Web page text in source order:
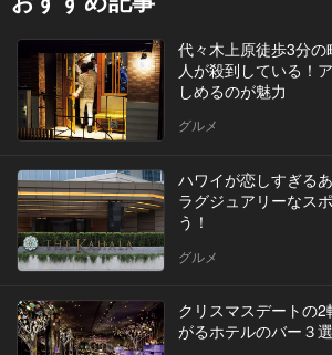
代々木上原徒歩3分
人が殺到している！
しめるのが魅力
グルメ
ハワイが恋しすぎる
ラグジュアリーなス
う！
グルメ
クリスマスデートの
がるホテルのバー３選